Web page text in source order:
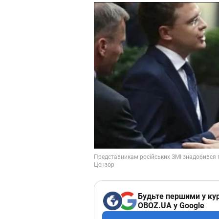
Будьте першими у
OBOZ.UA у Google